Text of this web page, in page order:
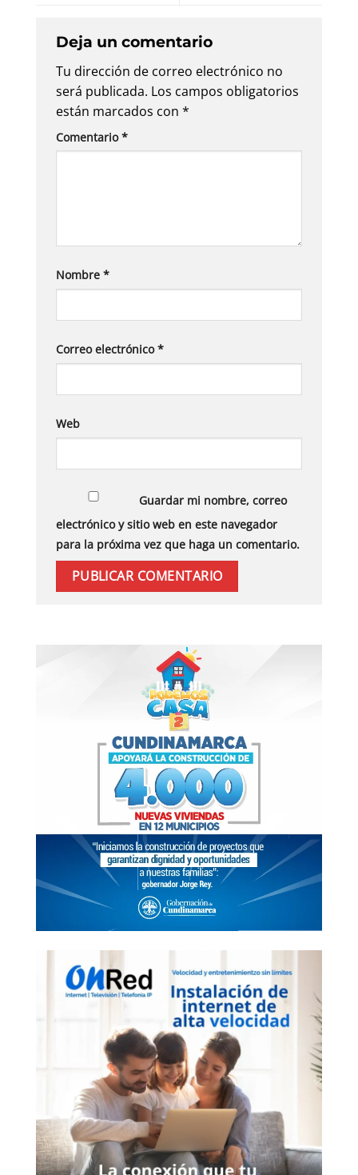
Deja un comentario
Tu dirección de correo electrónico no
será publicada. Los campos obligatorios
están marcados con *
Comentario*
Nombre *
Correo electrónico*
Web
Guardar mi nombre, correo
electrónico y sitio web en este navegador
para la próxima vez que haga un comentario.